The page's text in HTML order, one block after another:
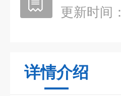
更新时间：
详情介绍